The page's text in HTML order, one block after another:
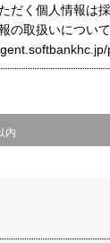
だく個人情報は
の取扱いについ
内